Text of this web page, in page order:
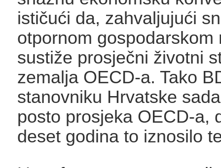
ističući da, zahvaljujući
otpornom gospodarskom
sustiže prosječni životni
zemalja OECD-a. Tako
stanovniku Hrvatske
posto prosjeka OECD-a,
deset godina to iznosilo